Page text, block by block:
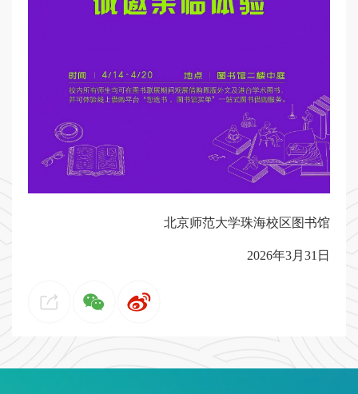
北京师范大学珠海校区图书馆
2026年3月31日